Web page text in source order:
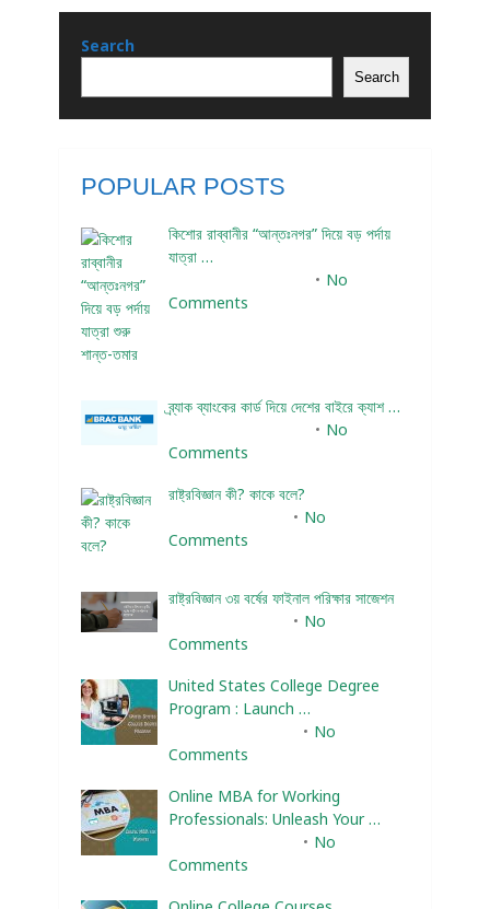
Search
Search
POPULAR POSTS
কিশোর রাব্বানীর “আন্তঃনগর” দিয়ে বড় পর্দায়
যাত্রা …
No
Comments
ব্র্যাক ব্যাংকের কার্ড দিয়ে দেশের বাইরে ক্যাশ …
No
Comments
রাষ্ট্রবিজ্ঞান কী? কাকে বলে?
No
Comments
রাষ্ট্রবিজ্ঞান ৩য় বর্ষের ফাইনাল পরিক্ষার সাজেশন
No
Comments
United States College Degree
Program : Launch …
No
Comments
Online MBA for Working
Professionals: Unleash Your …
No
Comments